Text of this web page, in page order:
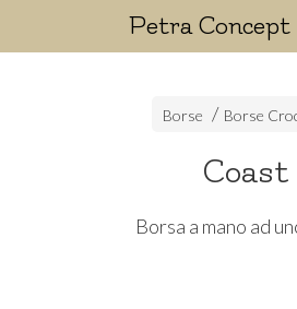
Petra
Borse Borse
Coast
Borsa a mano ad